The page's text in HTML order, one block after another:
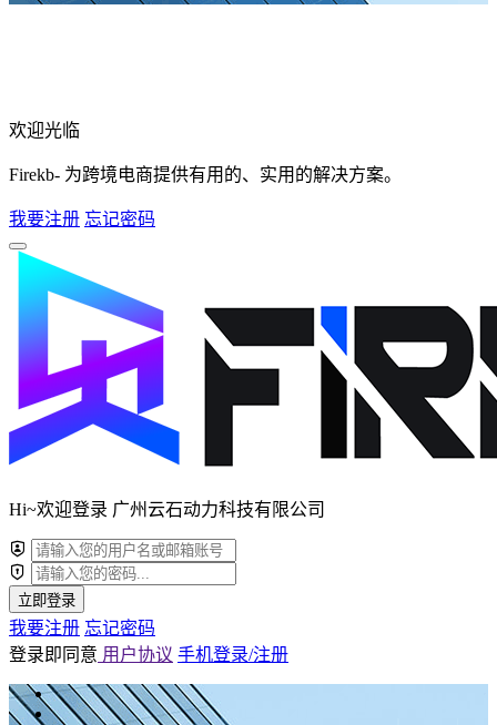
欢迎光临
Firekb- 为跨境电商提供有用的、实用的解决方案。
我要注册 忘记密码
Hi~欢迎登录 广州云石动力科技有限公司
立即登录
我要注册 忘记密码
登录即同意 用户协议 手机登录/注册